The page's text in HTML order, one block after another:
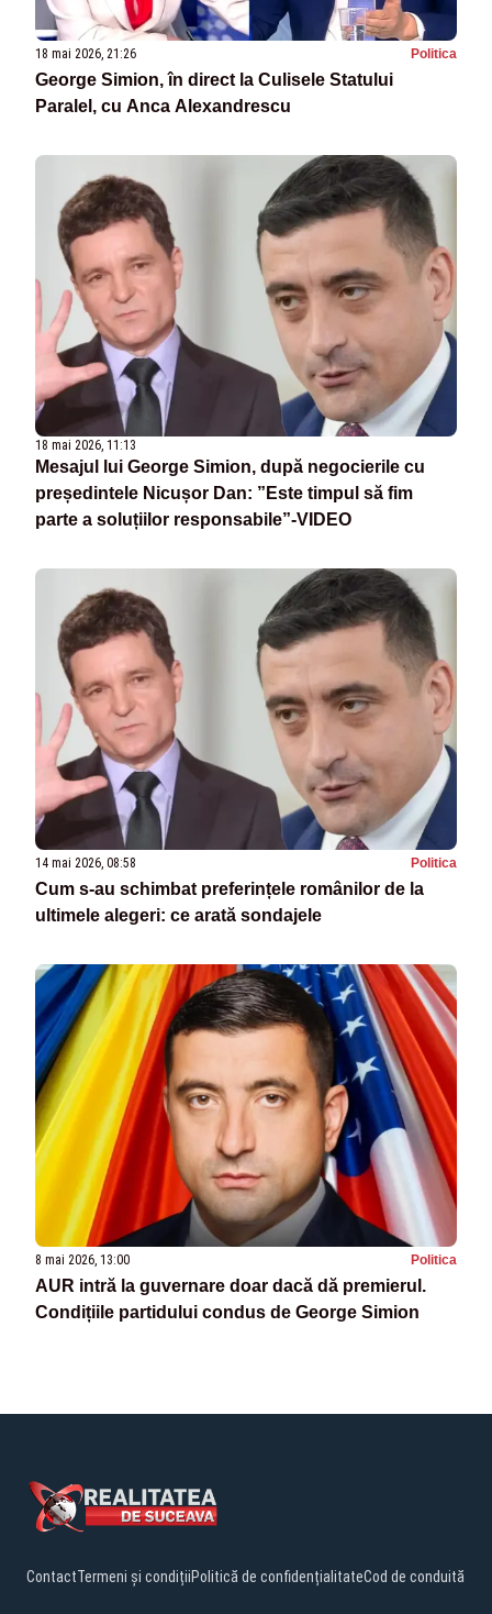
18 mai 2026, 21:26 Politica
George Simion, în direct la Culisele Statului
Paralel, cu Anca Alexandrescu
18 mai 2026, 11:13
Mesajul lui George Simion, după negocierile cu
președintele Nicușor Dan: ”Este timpul să fim
parte a soluțiilor responsabile”-VIDEO
14 mai 2026, 08:58 Politica
Cum s-au schimbat preferințele românilor de la
ultimele alegeri: ce arată sondajele
8 mai 2026, 13:00 Politica
AUR intră la guvernare doar dacă dă premierul.
Condițiile partidului condus de George Simion
ContactTermeni și condițiiPolitică de confidențialitateCod de conduită